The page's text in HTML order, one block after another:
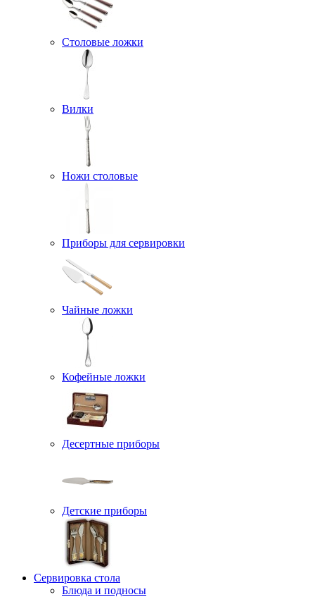
Столовые ложки
Вилки
Ножи столовые
Приборы для сервировки
Чайные ложки
Кофейные ложки
Десертные приборы
Детские приборы
Сервировка стола
Блюда и подносы